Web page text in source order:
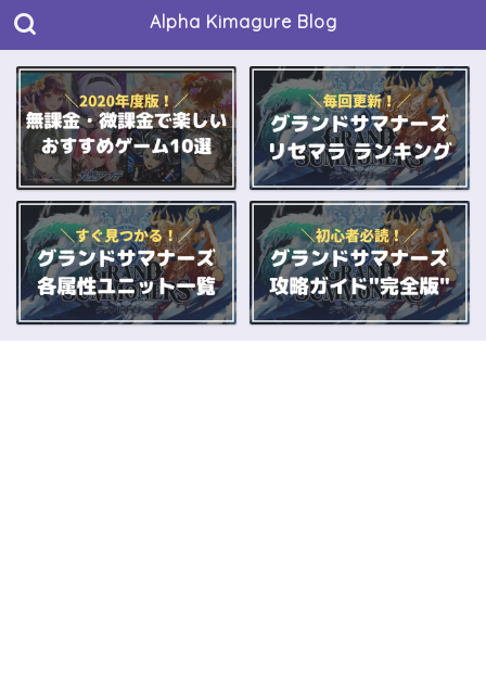
Alpha Kimagure Blog